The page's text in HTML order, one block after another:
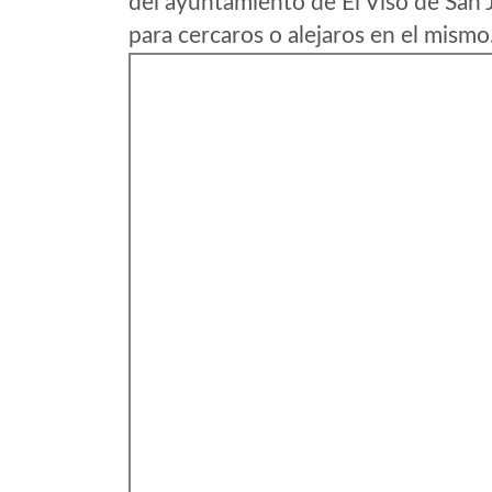
para cercaros o alejaros en el